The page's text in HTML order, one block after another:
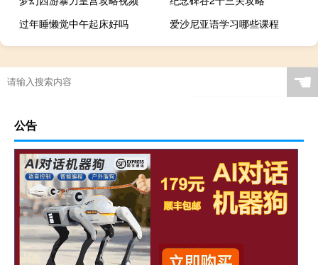
过年睡懒觉中午起床好吗
爱沙尼亚语学习哪些课程
☚
公告